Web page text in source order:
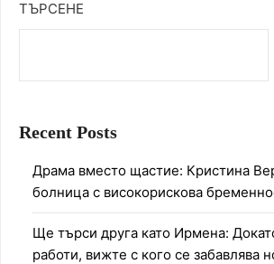
ТЪРСЕНЕ
Recent Posts
Драма вместо щастие: Кристина
болница с високорискова
Ще търси друга като Ирмена:
работи, вижте с кого се забавлява